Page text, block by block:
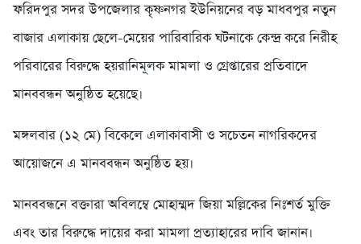
ফরিদপুর সদর উপজেলার কৃষ্ণনগর ইউনিয়নের বড় মাধবপুর নতুন
বাজার এলাকায় ছেলে-মেয়ের পারিবারিক ঘটনাকে কেন্দ্র করে নিরীহ
পরিবারের বিরুদ্ধে হয়রানিমূলক মামলা ও গ্রেপ্তারের প্রতিবাদে
মানববন্ধন অনুষ্ঠিত হয়েছে।
মঙ্গলবার (১২ মে) বিকেলে এলাকাবাসী ও সচেতন নাগরিকদের
আয়োজনে এ মানববন্ধন অনুষ্ঠিত হয়।
মানববন্ধনে বক্তারা অবিলম্বে মোহাম্মদ জিয়া মল্লিকের নিঃশর্ত মুক্তি
এবং তার বিরুদ্ধে দায়ের করা মামলা প্রত্যাহারের দাবি জানান।